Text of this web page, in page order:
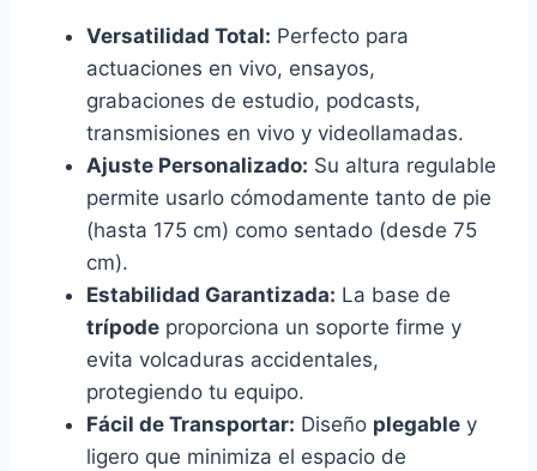
Versatilidad Total: Perfecto para
actuaciones en vivo, ensayos,
grabaciones de estudio, podcasts,
transmisiones en vivo y videollamadas.
Ajuste Personalizado: Su altura regulable
permite usarlo cómodamente tanto de pie
(hasta 175 cm) como sentado (desde 75
cm).
Estabilidad Garantizada: La base de
trípode proporciona un soporte firme y
evita volcaduras accidentales,
protegiendo tu equipo.
Fácil de Transportar: Diseño plegable y
ligero que minimiza el espacio de